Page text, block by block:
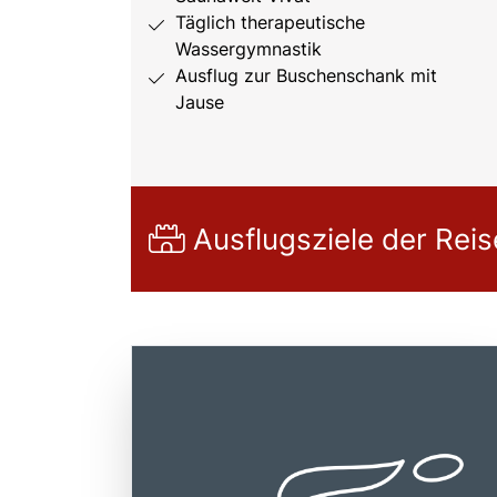
Täglich therapeutische
Wassergymnastik
Ausflug zur Buschenschank mit
Jause
Ausflugsziele der